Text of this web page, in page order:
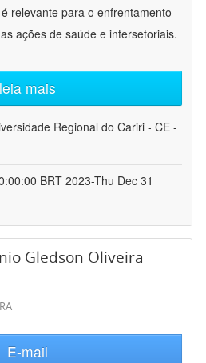
relevante para o enfrentamento
ações de saúde e intersetoriais.
leia mais
Regional do Cariri - CE -
BRT 2023-Thu Dec 31
Gledson Oliveira
E-mail